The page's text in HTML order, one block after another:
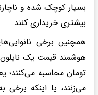
بسیار کوچک شده و
بیشتری خریداری کنند.
همچنین برخی
تومان محاسبه می‌کنند؛